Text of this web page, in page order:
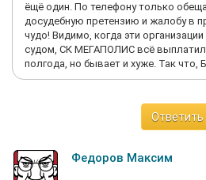
ёщё один. По телефону только
досудебную претензию и жалобу в
чудо! Видимо, когда эти организации
судом, СК МЕГАПОЛИС всё
полгода, но бывает и хуже. Так
Ответить
Федоров Максим